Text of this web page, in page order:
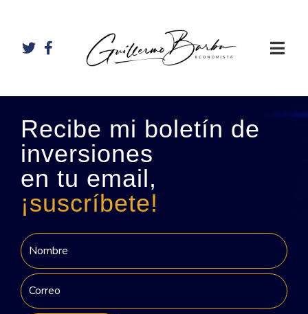
Recibe mi boletín de
inversiones
en tu email,
¡suscríbete!